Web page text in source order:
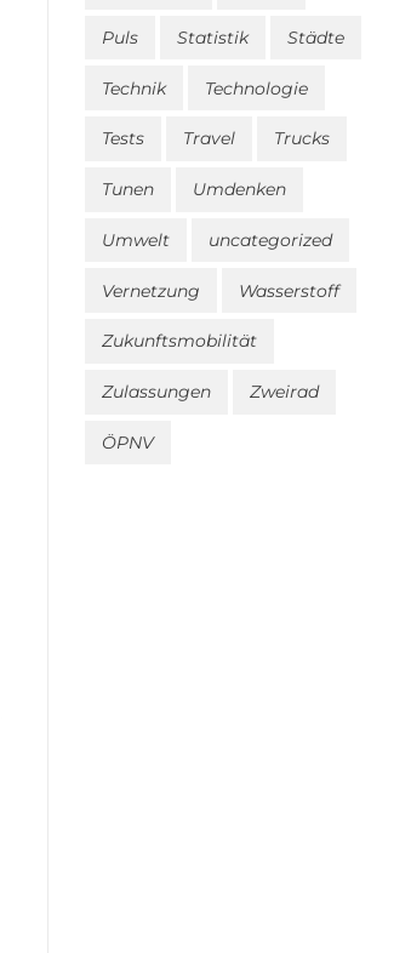
Puls Statistik Städte
Technik Technologie
Tests Travel Trucks
Tunen Umdenken
Umwelt uncategorized
Vernetzung Wasserstoff
Zukunftsmobilität
Zulassungen Zweirad
ÖPNV